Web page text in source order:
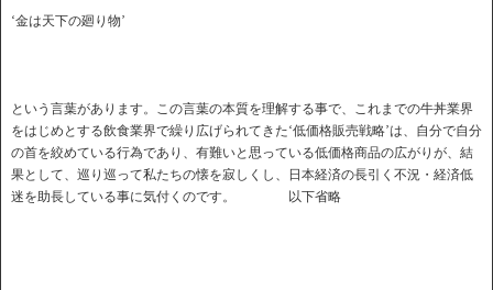
‘金は天下の廻り物’
という言葉があります。この言葉の本質を理解する事で、これまでの牛丼業界
をはじめとする飲食業界で繰り広げられてきた‘低価格販売戦略’は、自分で自分
の首を絞めている行為であり、有難いと思っている低価格商品の広がりが、結
果として、巡り巡って私たちの懐を寂しくし、日本経済の長引く不況・経済低
迷を助長している事に気付くのです。 以下省略